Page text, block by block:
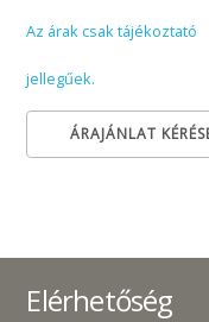
Az árak csak tájékoztató
jellegűek.
ÁRAJÁNLAT
Elérhetőség